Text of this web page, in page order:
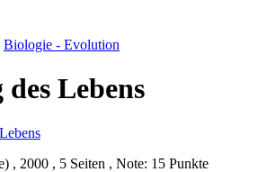
Biologie - Evolution
Lebens
, 2000 , 5 Seiten , Note: 15 Punkte